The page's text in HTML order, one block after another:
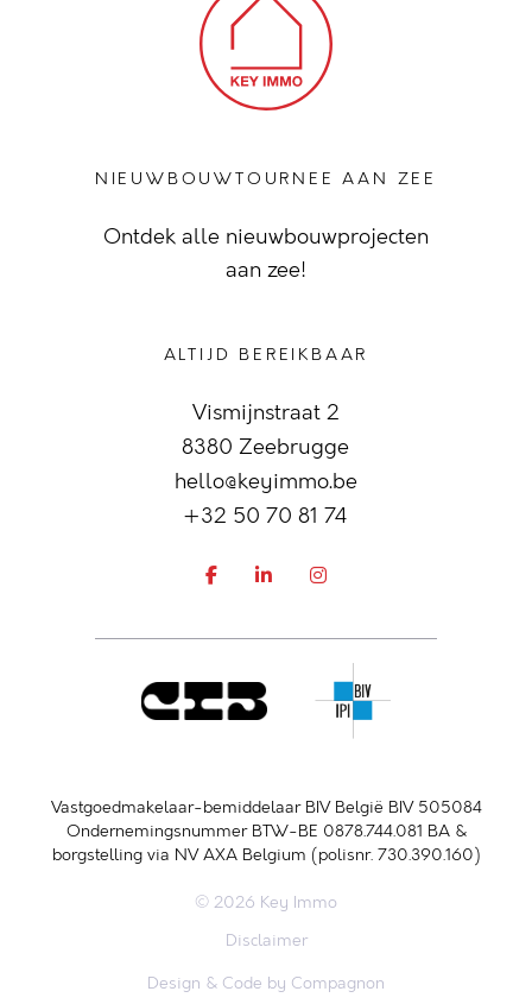
NIEUWBOUWTOURNEE AAN ZEE
Ontdek alle nieuwbouwprojecten
aan zee!
ALTIJD BEREIKBAAR
Vismijnstraat 2
8380 Zeebrugge
hello@keyimmo.be
+32 50 70 81 74
Vastgoedmakelaar-bemiddelaar BIV België BIV 505084
Ondernemingsnummer BTW-BE 0878.744.081 BA &
borgstelling via NV AXA Belgium (polisnr. 730.390.160)
© 2026 Key Immo
Disclaimer
Design & Code by Compagnon